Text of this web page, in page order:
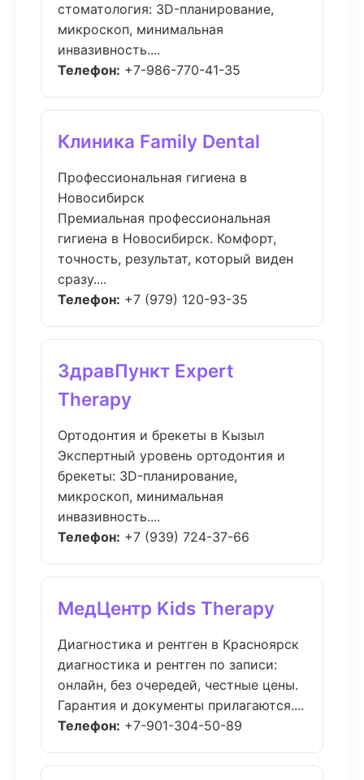
стоматология: 3D-планирование,
микроскоп, минимальная
инвазивность....
Телефон: +7-986-770-41-35
Клиника Family Dental
Профессиональная гигиена в
Новосибирск
Премиальная профессиональная
гигиена в Новосибирск. Комфорт,
точность, результат, который виден
сразу....
Телефон: +7 (979) 120-93-35
ЗдравПункт Expert
Therapy
Ортодонтия и брекеты в Кызыл
Экспертный уровень ортодонтия и
брекеты: 3D-планирование,
микроскоп, минимальная
инвазивность....
Телефон: +7 (939) 724-37-66
МедЦентр Kids Therapy
Диагностика и рентген в Красноярск
диагностика и рентген по записи:
онлайн, без очередей, честные цены.
Гарантия и документы прилагаются....
Телефон: +7-901-304-50-89